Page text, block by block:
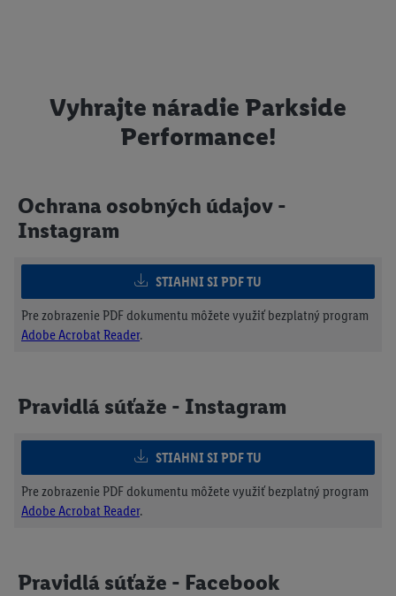
Vyhrajte náradie Parkside
Performance!
Ochrana osobných údajov -
Instagram
STIAHNI SI PDF TU
Pre zobrazenie PDF dokumentu môžete využiť bezplatný program
Adobe Acrobat Reader.
Pravidlá súťaže - Instagram
STIAHNI SI PDF TU
Pre zobrazenie PDF dokumentu môžete využiť bezplatný program
Adobe Acrobat Reader.
Pravidlá súťaže - Facebook